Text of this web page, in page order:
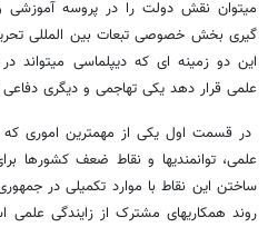
میتوان نقش دولت را در پروسه آموزشی
گیری بخش خصوصی تبعات بین المللی
این دو زمینه ای که دیپلماسی میتواند
علمی قرار دهد یکی تهاجمی و دیگری
در قسمت اول یکی از مهمترین اموری که
علمی، توانمندیها و نقاط ضعف کشورها
ساختن این نقاط با موارد تکمیلی در
روند همکاریهای مشترک از زایندگی